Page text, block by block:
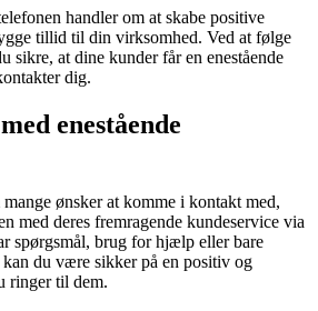
handler om at skabe positive
tillid til din virksomhed. Ved at følge
sikre, at dine kunder får en enestående
dig.
enestående
ønsker at komme i kontakt med,
med deres fremragende kundeservice via
spørgsmål, brug for hjælp eller bare
du være sikker på en positiv og
ringer til dem.